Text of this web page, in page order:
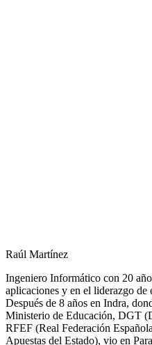
Raúl Martínez
Ingeniero Informático con 20
aplicaciones y en el liderazgo
Después de 8 años en Indra,
Ministerio de Educación, DGT
RFEF (Real Federación
Apuestas del Estado), vio en